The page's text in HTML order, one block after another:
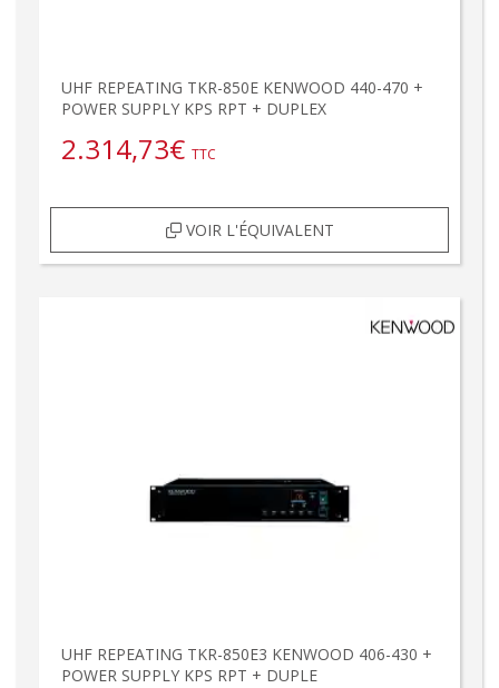
UHF REPEATING TKR-850E KENWOOD 440-470 +
POWER SUPPLY KPS RPT + DUPLEX
2.314,73€ TTC
VOIR L'ÉQUIVALENT
UHF REPEATING TKR-850E3 KENWOOD 406-430 +
POWER SUPPLY KPS RPT + DUPLE